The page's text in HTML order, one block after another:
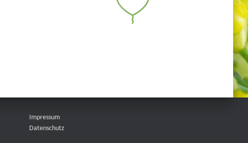
Impressum
Datenschutz